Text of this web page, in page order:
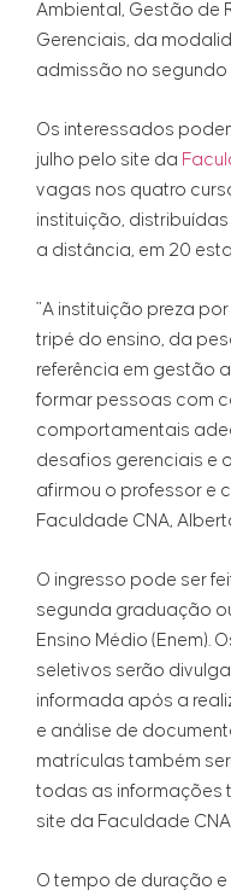
Ambiental, Gestão de
Gerenciais, da
admissão no segundo
Os interessados
julho pelo site da
vagas nos quatro
instituição,
a distância, em 20
"A instituição preza
tripé do ensino, da
referência em gestão
formar pessoas com
comportamentais
desafios gerenciais e
afirmou o professor e
Faculdade CNA,
O ingresso pode ser
segunda graduação
Ensino Médio (Enem).
seletivos serão
informada após a
e análise de
matrículas também
todas as informações
site da Faculdade
O tempo de duração